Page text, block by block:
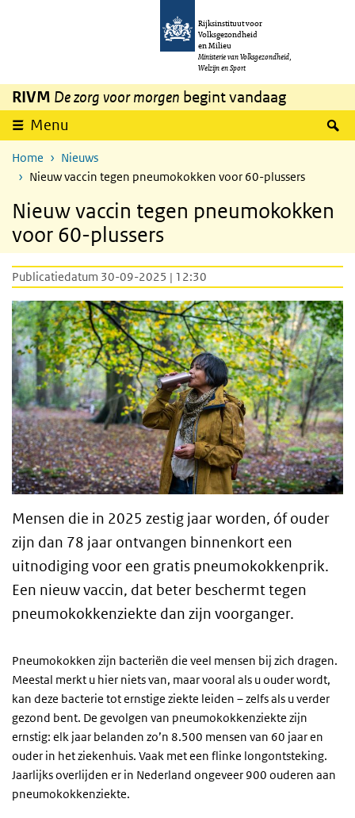
Overslaan en naar de inhoud gaan
Rijksinstituut voor
Volksgezondheid
en Milieu
Ministerie van Volksgezondheid,
Welzijn en Sport
RIVM De zorg voor morgen begint vandaag
Menu
Home
Nieuws
Nieuw vaccin tegen pneumokokken voor 60-plussers
Nieuw vaccin tegen pneumokokken
voor 60-plussers
Publicatiedatum 30-09-2025 | 12:30
Mensen die in 2025 zestig jaar worden, óf ouder
zijn dan 78 jaar ontvangen binnenkort een
uitnodiging voor een gratis pneumokokkenprik.
Een nieuw vaccin, dat beter beschermt tegen
pneumokokkenziekte dan zijn voorganger.
Pneumokokken zijn bacteriën die veel mensen bij zich dragen.
Meestal merkt u hier niets van, maar vooral als u ouder wordt,
kan deze bacterie tot ernstige ziekte leiden – zelfs als u verder
gezond bent. De gevolgen van pneumokokkenziekte zijn
ernstig: elk jaar belanden zo’n 8.500 mensen van 60 jaar en
ouder in het ziekenhuis. Vaak met een flinke longontsteking.
Jaarlijks overlijden er in Nederland ongeveer 900 ouderen aan
pneumokokkenziekte.